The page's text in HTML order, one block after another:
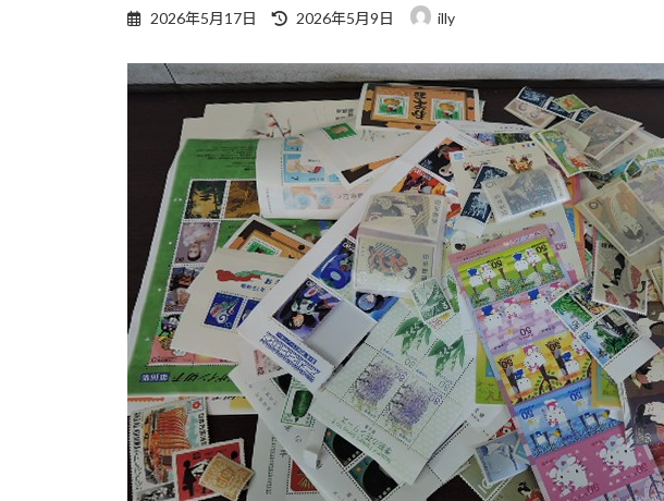
2026年5月17日
最
新
日
:
2026年5月9日 illy